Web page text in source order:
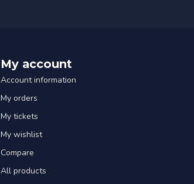
My account
Account information
My orders
My tickets
My wishlist
Compare
All products